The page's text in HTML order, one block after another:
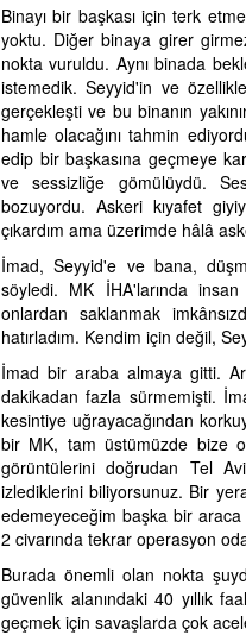
Binayı bir başkası için terk
yoktu. Diğer binaya girer
nokta vuruldu. Aynı binada
istemedik. Seyyid'in ve
gerçekleşti ve bu binanın
hamle olacağını tahmin
edip bir başkasına geçmeye
ve sessizliğe gömülüydü.
bozuyordu. Askeri kıyafet
çıkardım ama üzerimde hâlâ
İmad, Seyyid'e ve bana,
söyledi. MK İHA'larında insan
onlardan saklanmak
hatırladım. Kendim için değil,
İmad bir araba almaya gitti.
dakikadan fazla sürmemişti.
kesintiye uğrayacağından
bir MK, tam üstümüzde bize
görüntülerini doğrudan Tel
izlediklerini biliyorsunuz. Bir
edemeyeceğim başka bir araca
2 civarında tekrar operasyon
Burada önemli olan nokta
güvenlik alanındaki 40 yıllık
geçmek için savaşlarda çok